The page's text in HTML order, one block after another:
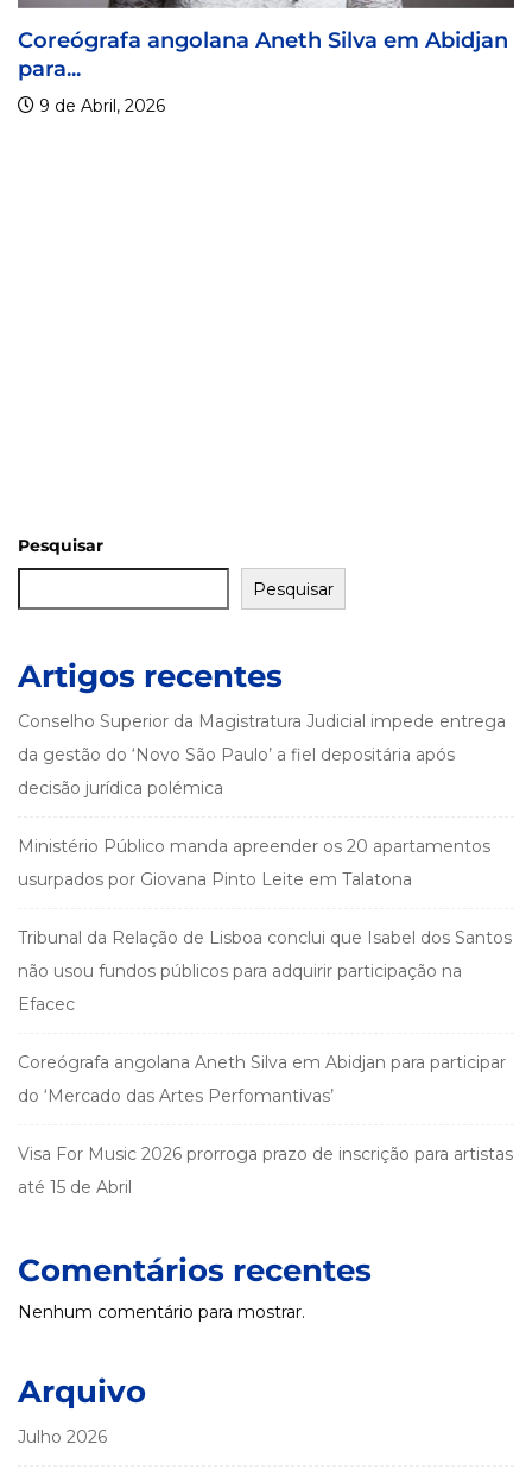
Aneth Silva em Abidjan Visa For Music
Pesquisar
Pesquisar
Artigos recentes
Conselho Superior da Magistratura Judicial impede entrega
da gestão do ‘Novo São Paulo’ a fiel depositária após
decisão jurídica polémica
Ministério Público manda apreender os 20 apartamentos
usurpados por Giovana Pinto Leite em Talatona
Tribunal da Relação de Lisboa conclui que Isabel dos Santos
não usou fundos públicos para adquirir participação na
Efacec
Coreógrafa angolana Aneth Silva em Abidjan para participar
do ‘Mercado das Artes Perfomantivas’
Visa For Music 2026 prorroga prazo de inscrição para artistas
até 15 de Abril
Comentários recentes
Nenhum comentário para mostrar.
Arquivo
Julho 2026